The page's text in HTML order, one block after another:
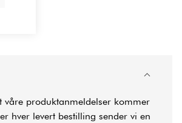
våre produktanmeldelser kommer
hver levert bestilling sender vi en